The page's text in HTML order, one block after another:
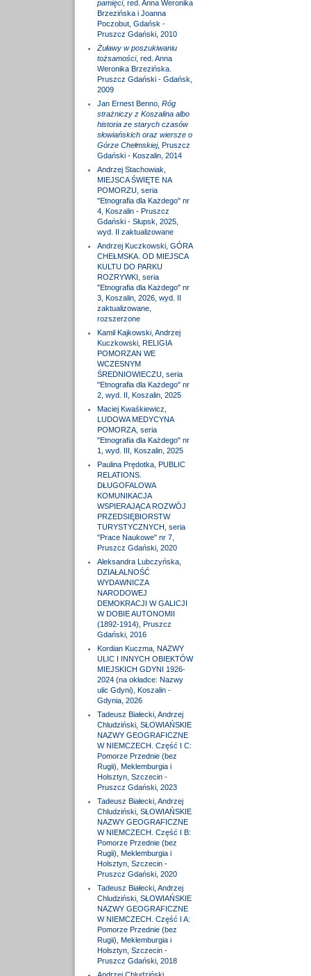
pamięci, red. Anna Weronika
Brzezińska i Joanna
Poczobut, Gdańsk -
Pruszcz Gdański, 2010
Żuławy w poszukiwaniu
tożsamości, red. Anna
Weronika Brzezińska.
Pruszcz Gdański - Gdańsk,
2009
Jan Ernest Benno, Róg
strażniczy z Koszalina albo
historia ze starych czasów
słowiańskich oraz wiersze o
Górze Chełmskiej, Pruszcz
Gdański - Koszalin, 2014
Andrzej Stachowiak,
MIEJSCA ŚWIĘTE NA
POMORZU, seria
"Etnografia dla Każdego" nr
4, Koszalin - Pruszcz
Gdański - Słupsk, 2025,
wyd. II zaktualizowane
Andrzej Kuczkowski, GÓRA
CHEŁMSKA. OD MIEJSCA
KULTU DO PARKU
ROZRYWKI, seria
"Etnografia dla Każdego" nr
3, Koszalin, 2026, wyd. II
zaktualizowane,
rozszerzone
Kamil Kajkowski, Andrzej
Kuczkowski, RELIGIA
POMORZAN WE
WCZESNYM
ŚREDNIOWIECZU, seria
"Etnografia dla Każdego" nr
2, wyd. II, Koszalin, 2025
Maciej Kwaśkiewicz,
LUDOWA MEDYCYNA
POMORZA, seria
"Etnografia dla Każdego" nr
1, wyd. III, Koszalin, 2025
Paulina Prędotka, PUBLIC
RELATIONS.
DŁUGOFALOWA
KOMUNIKACJA
WSPIERAJĄCA ROZWÓJ
PRZEDSIĘBIORSTW
TURYSTYCZNYCH, seria
"Prace Naukowe" nr 7,
Pruszcz Gdański, 2020
Aleksandra Lubczyńska,
DZIAŁALNOŚĆ
WYDAWNICZA
NARODOWEJ
DEMOKRACJI W GALICJI
W DOBIE AUTONOMII
(1892-1914), Pruszcz
Gdański, 2016
Kordian Kuczma, NAZWY
ULIC I INNYCH OBIEKTÓW
MIEJSKICH GDYNI 1926-
2024 (na okładce: Nazwy
ulic Gdyni), Koszalin -
Gdynia, 2026
Tadeusz Białecki, Andrzej
Chludziński, SŁOWIAŃSKIE
NAZWY GEOGRAFICZNE
W NIEMCZECH. Część I C:
Pomorze Przednie (bez
Rugii), Meklemburgia i
Holsztyn, Szczecin -
Pruszcz Gdański, 2023
Tadeusz Białecki, Andrzej
Chludziński, SŁOWIAŃSKIE
NAZWY GEOGRAFICZNE
W NIEMCZECH. Część I B:
Pomorze Przednie (bez
Rugii), Meklemburgia i
Holsztyn, Szczecin -
Pruszcz Gdański, 2020
Tadeusz Białecki, Andrzej
Chludziński, SŁOWIAŃSKIE
NAZWY GEOGRAFICZNE
W NIEMCZECH. Część I A:
Pomorze Przednie (bez
Rugii), Meklemburgia i
Holsztyn, Szczecin -
Pruszcz Gdański, 2018